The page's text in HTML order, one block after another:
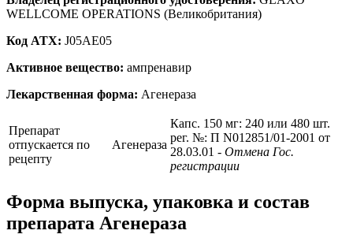
WELLCOME OPERATIONS (Великобритания)
Код ATX: J05AE05
Активное вещество: ампренавир
Лекарственная форма: Агенераза
Препарат
отпускается по
рецепту
Агенераза
Капс. 150 мг: 240 или 480 шт.
рег. №: П N012851/01-2001 от
28.03.01 - Отмена Гос.
регистрации
Форма выпуска, упаковка и состав
препарата Агенераза